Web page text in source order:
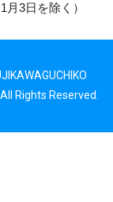
3日を除く）
Rights Reserved.